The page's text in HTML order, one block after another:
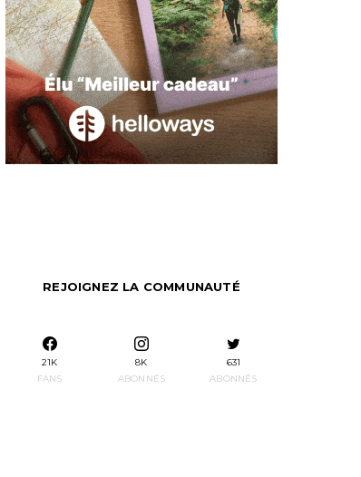
REJOIGNEZ LA COMMUNAUTÉ
21K
FANS
8K
ABONNÉS
631
ABONNÉS